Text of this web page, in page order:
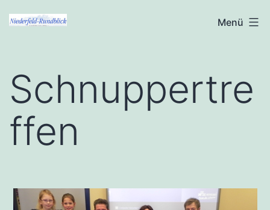
Inhalt
Niederfeld-
Menü
Schnuppertre
ffen